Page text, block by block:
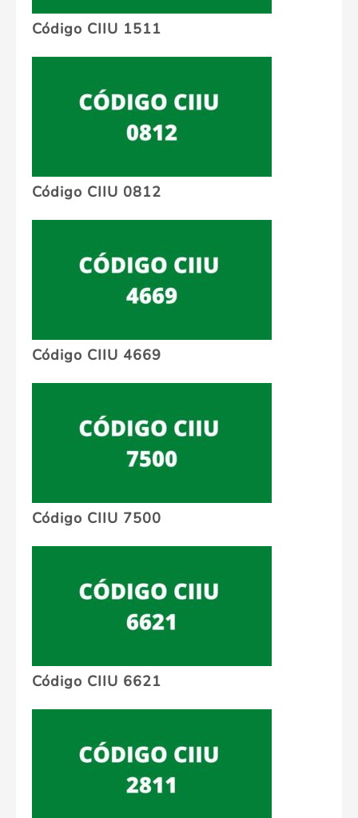
Código CIIU 1511
Código CIIU 0812
Código CIIU 4669
Código CIIU 7500
Código CIIU 6621